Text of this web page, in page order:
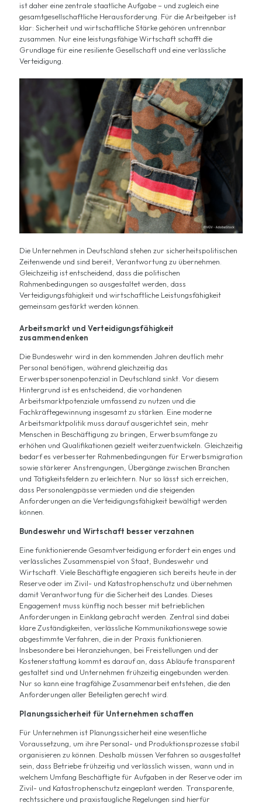
ist daher eine zentrale staatliche Aufgabe – und zugleich eine
gesamtgesellschaftliche Herausforderung. Für die Arbeitgeber ist
klar: Sicherheit und wirtschaftliche Stärke gehören untrennbar
zusammen. Nur eine leistungsfähige Wirtschaft schafft die
Grundlage für eine resiliente Gesellschaft und eine verlässliche
Verteidigung.
Die Unternehmen in Deutschland stehen zur sicherheitspolitischen
Zeitenwende und sind bereit, Verantwortung zu übernehmen.
Gleichzeitig ist entscheidend, dass die politischen
Rahmenbedingungen so ausgestaltet werden, dass
Verteidigungsfähigkeit und wirtschaftliche Leistungsfähigkeit
gemeinsam gestärkt werden können.
Arbeitsmarkt und Verteidigungsfähigkeit
zusammendenken
Die Bundeswehr wird in den kommenden Jahren deutlich mehr
Personal benötigen, während gleichzeitig das
Erwerbspersonenpotenzial in Deutschland sinkt. Vor diesem
Hintergrund ist es entscheidend, die vorhandenen
Arbeitsmarktpotenziale umfassend zu nutzen und die
Fachkräftegewinnung insgesamt zu stärken. Eine moderne
Arbeitsmarktpolitik muss darauf ausgerichtet sein, mehr
Menschen in Beschäftigung zu bringen, Erwerbsumfänge zu
erhöhen und Qualifikationen gezielt weiterzuentwickeln. Gleichzeitig
bedarf es verbesserter Rahmenbedingungen für Erwerbsmigration
sowie stärkerer Anstrengungen, Übergänge zwischen Branchen
und Tätigkeitsfeldern zu erleichtern. Nur so lässt sich erreichen,
dass Personalengpässe vermieden und die steigenden
Anforderungen an die Verteidigungsfähigkeit bewältigt werden
können.
Bundeswehr und Wirtschaft besser verzahnen
Eine funktionierende Gesamtverteidigung erfordert ein enges und
verlässliches Zusammenspiel von Staat, Bundeswehr und
Wirtschaft. Viele Beschäftigte engagieren sich bereits heute in der
Reserve oder im Zivil- und Katastrophenschutz und übernehmen
damit Verantwortung für die Sicherheit des Landes. Dieses
Engagement muss künftig noch besser mit betrieblichen
Anforderungen in Einklang gebracht werden. Zentral sind dabei
klare Zuständigkeiten, verlässliche Kommunikationswege sowie
abgestimmte Verfahren, die in der Praxis funktionieren.
Insbesondere bei Heranziehungen, bei Freistellungen und der
Kostenerstattung kommt es darauf an, dass Abläufe transparent
gestaltet sind und Unternehmen frühzeitig eingebunden werden.
Nur so kann eine tragfähige Zusammenarbeit entstehen, die den
Anforderungen aller Beteiligten gerecht wird.
Planungssicherheit für Unternehmen schaffen
Für Unternehmen ist Planungssicherheit eine wesentliche
Voraussetzung, um ihre Personal- und Produktionsprozesse stabil
organisieren zu können. Deshalb müssen Verfahren so ausgestaltet
sein, dass Betriebe frühzeitig und verlässlich wissen, wann und in
welchem Umfang Beschäftigte für Aufgaben in der Reserve oder im
Zivil- und Katastrophenschutz eingeplant werden. Transparente,
rechtssichere und praxistaugliche Regelungen sind hierfür